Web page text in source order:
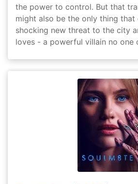
the power to control. But that
might also be the only thing that
shocking new threat to the city
loves - a powerful villain no one